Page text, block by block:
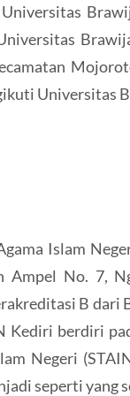
Universitas
Islam
Ampel No. 7,
B dari
berdiri
Negeri
seperti yang